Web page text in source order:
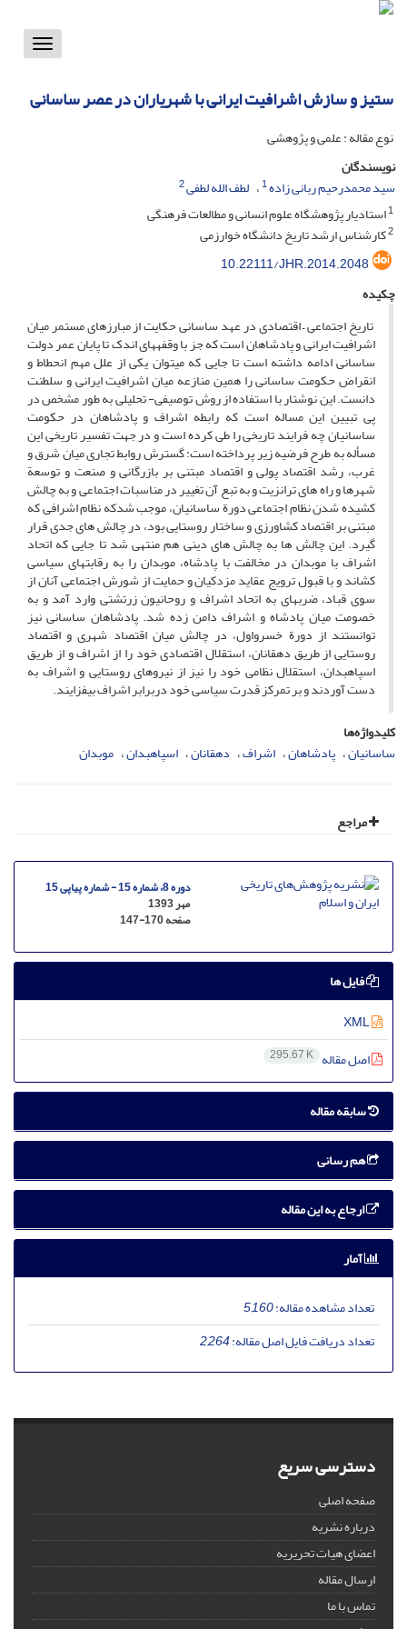
Toggle
ستیز و سازش اشرافیت ایرانی با شهریاران در عصر ساسانی
نوع مقاله : علمی و پژوهشی
نویسندگان
سید محمدرحیم ربانی زاده1 لطف الله لطفی2
1استادیار پژوهشگاه علوم انسانی و مطالعات فرهنگی
2کارشناس ارشد تاریخ دانشگاه خوارزمی
10.22111/JHR.2014.2048
چکیده
تاریخ اجتماعی – اقتصادی در عهد ساسانی حکایت از مبارزه­ای مستمر میان
اشرافیت ایرانی و پادشاهان است که جز با وقفه­های اندک تا پایان عمر دولت
ساسانی ادامه داشته است تا جایی که می­توان یکی از علل مهم انحطاط و
انقراض حکومت ساسانی را همین منازعه میان اشرافیت ایرانی و سلطنت
دانست. این نوشتار با استفاده از روش توصیفی- تحلیلی به طور مشخص در
پی تبیین این مساله است که رابطه اشراف و پادشاهان در حکومت
ساسانیان چه فرایند تاریخی را طی کرده است و در جهت تفسیر تاریخی این
مسأله به طرح فرضیه زیر پرداخته است: گسترش روابط تجاری میان شرق و
غرب، رشد اقتصاد پولی و اقتصاد مبتنی بر بازرگانی و صنعت و توسعة
شهرها و راه های ترانزیت و به تبع آن تغییر در مناسبات اجتماعی و به چالش
کشیده شدن نظام اجتماعی دورة ساسانیان، موجب شدکه نظام اشرافی که
مبتنی بر اقتصاد کشاورزی و ساختار روستایی بود، در چالش های جدی قرار
گیرد. این چالش ها به چالش های دینی هم منتهی شد تا جایی که اتحاد
اشراف با موبدان در مخالفت با پادشاه، موبدان را به رقابت­های سیاسی
کشاند و با قبول ترویج عقاید مزدکیان و حمایت از شورش اجتماعی آنان از
سوی قباد، ضربه­ای به اتحاد اشراف و روحانیون زرتشتی وارد آمد و به
خصومت میان پادشاه و اشراف دامن زده شد. پادشاهان ساسانی نیز
توانستند از دورة خسرواول، در چالش میان اقتصاد شهری و اقتصاد
روستایی از طریق دهقانان، استقلال اقتصادی خود را از اشراف و از طریق
اسپاهبدان، استقلال نظامی خود را نیز از نیروهای روستایی و اشراف به
دست آوردند و بر تمرکز قدرت سیاسی خود دربرابر اشراف بیفزایند.
کلیدواژه‌ها
ساسانیان پادشاهان اشراف دهقانان اسپاهبدان موبدان
مراجع
دوره 8، شماره 15 - شماره پیاپی 15
مهر 1393
صفحه147-170
فایل ها
اصل مقاله 295.67 K
سابقه مقاله
هم رسانی
ارجاع به این مقاله
آمار
تعداد مشاهده مقاله:5,160
تعداد دریافت فایل اصل مقاله:2,264
دسترسی سریع
صفحه اصلی
درباره نشریه
اعضای هیات تحریریه
ارسال مقاله
تماس با ما